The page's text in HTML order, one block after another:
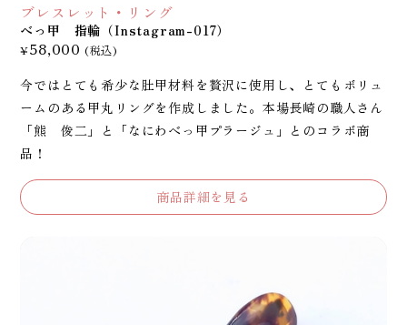
ブレスレット・リング
べっ甲 指輪（Instagram-017）
¥58,000 (税込)
今ではとても希少な肚甲材料を贅沢に使用し、とてもボリュ
ームのある甲丸リングを作成しました。本場長崎の職人さん
「熊 俊二」と「なにわべっ甲プラージュ」とのコラボ商
品！
商品詳細を見る